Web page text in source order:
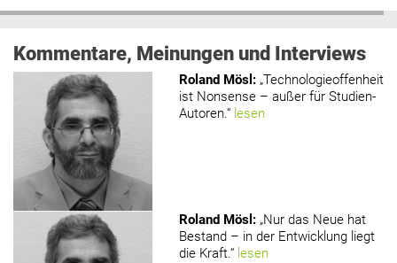
Kommentare, Meinungen und Interviews
Roland Mösl : „Technologieoffenheit
ist Nonsense – außer für Studien-
Autoren.“ lesen
Roland Mösl : „Nur das Neue hat
Bestand – in der Entwicklung liegt
die Kraft.“ lesen